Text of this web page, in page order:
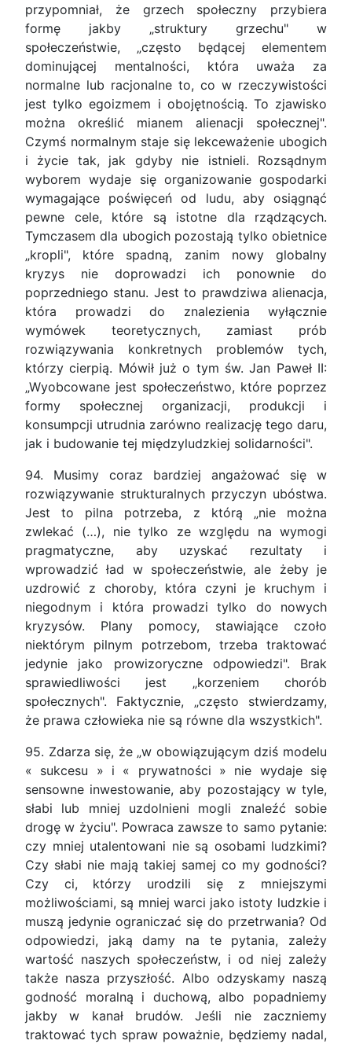
przypomniał, że grzech społeczny przybiera
formę jakby „struktury grzechu" w
społeczeństwie, „często będącej elementem
dominującej mentalności, która uważa za
normalne lub racjonalne to, co w rzeczywistości
jest tylko egoizmem i obojętnością. To zjawisko
można określić mianem alienacji społecznej".
Czymś normalnym staje się lekceważenie ubogich
i życie tak, jak gdyby nie istnieli. Rozsądnym
wyborem wydaje się organizowanie gospodarki
wymagające poświęceń od ludu, aby osiągnąć
pewne cele, które są istotne dla rządzących.
Tymczasem dla ubogich pozostają tylko obietnice
„kropli", które spadną, zanim nowy globalny
kryzys nie doprowadzi ich ponownie do
poprzedniego stanu. Jest to prawdziwa alienacja,
która prowadzi do znalezienia wyłącznie
wymówek teoretycznych, zamiast prób
rozwiązywania konkretnych problemów tych,
którzy cierpią. Mówił już o tym św. Jan Paweł II:
„Wyobcowane jest społeczeństwo, które poprzez
formy społecznej organizacji, produkcji i
konsumpcji utrudnia zarówno realizację tego daru,
jak i budowanie tej międzyludzkiej solidarności".
94. Musimy coraz bardziej angażować się w
rozwiązywanie strukturalnych przyczyn ubóstwa.
Jest to pilna potrzeba, z którą „nie można
zwlekać (…), nie tylko ze względu na wymogi
pragmatyczne, aby uzyskać rezultaty i
wprowadzić ład w społeczeństwie, ale żeby je
uzdrowić z choroby, która czyni je kruchym i
niegodnym i która prowadzi tylko do nowych
kryzysów. Plany pomocy, stawiające czoło
niektórym pilnym potrzebom, trzeba traktować
jedynie jako prowizoryczne odpowiedzi". Brak
sprawiedliwości jest „korzeniem chorób
społecznych". Faktycznie, „często stwierdzamy,
że prawa człowieka nie są równe dla wszystkich".
95. Zdarza się, że „w obowiązującym dziś modelu
« sukcesu » i « prywatności » nie wydaje się
sensowne inwestowanie, aby pozostający w tyle,
słabi lub mniej uzdolnieni mogli znaleźć sobie
drogę w życiu". Powraca zawsze to samo pytanie:
czy mniej utalentowani nie są osobami ludzkimi?
Czy słabi nie mają takiej samej co my godności?
Czy ci, którzy urodzili się z mniejszymi
możliwościami, są mniej warci jako istoty ludzkie i
muszą jedynie ograniczać się do przetrwania? Od
odpowiedzi, jaką damy na te pytania, zależy
wartość naszych społeczeństw, i od niej zależy
także nasza przyszłość. Albo odzyskamy naszą
godność moralną i duchową, albo popadniemy
jakby w kanał brudów. Jeśli nie zaczniemy
traktować tych spraw poważnie, będziemy nadal,